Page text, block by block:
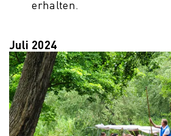
erhalten.
Juli 2024